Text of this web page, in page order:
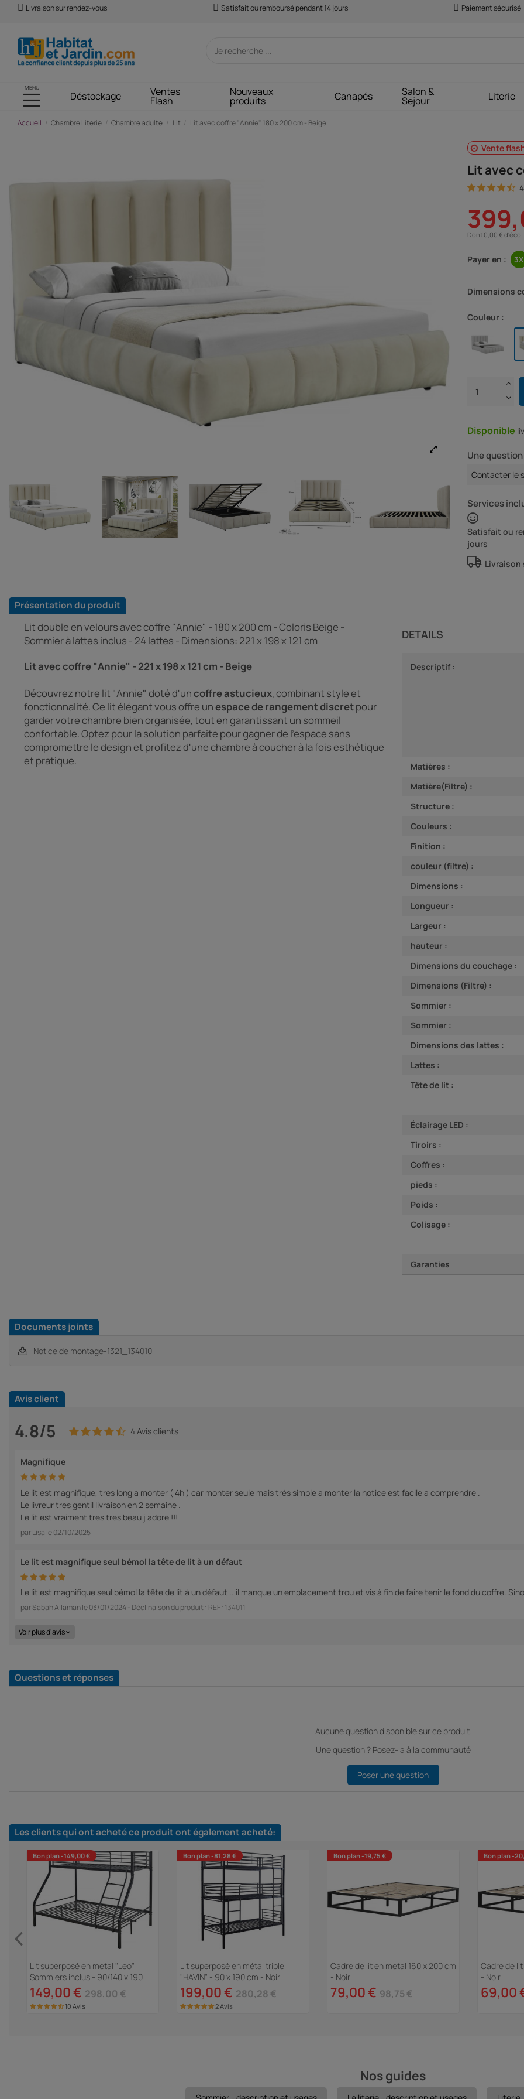
Livraison sur rendez-vous Satisfait ou remboursé pendant 14 jours Paiement sécurisé
MENU
Déstockage Ventes
Flash
Nouveaux
produits Canapés Salon &
Séjour Literie
Accueil Chambre Literie Chambre adulte Lit Lit avec coffre "Annie" 180 x 200 cm - Beige
Vente
Lit avec
Dont 0,00 €
Payer en :
Dimensions
Couleur :
Disponible
Une
Contacter le
Services
Satisfait ou
jours
Livraison
Présentation du produit
Lit double en velours avec coffre "Annie" - 180 x 200 cm - Coloris Beige -
Sommier à lattes inclus - 24 lattes - Dimensions: 221 x 198 x 121 cm
Lit avec coffre "Annie" - 221 x 198 x 121 cm - Beige
Découvrez notre lit "Annie" doté d'uncoffre astucieux, combinant style et
fonctionnalité. Ce lit élégant vous offre unespace de rangement discretpour
garder votre chambre bien organisée, tout en garantissant un sommeil
confortable. Optez pour la solution parfaite pour gagner de l'espace sans
compromettre le design et profitez d'une chambre à coucher à la fois esthétique
et pratique.
DETAILS
Descriptif :
Matières :
Matière(Filtre) :
Structure :
Couleurs :
Finition :
couleur (filtre) :
Dimensions :
Longueur :
Largeur :
hauteur :
Dimensions du couchage :
Dimensions (Filtre) :
Sommier :
Sommier :
Dimensions des lattes :
Lattes :
Tête de lit :
Éclairage LED :
Tiroirs :
Coffres :
pieds :
Poids :
Colisage :
Garanties
Documents joints
Notice de montage-1321_134010
Avis client
4.8/5 4 Avis clients
Magnifique
Le lit est magnifique, tres long a monter ( 4h ) car monter seule mais très simple a monter la notice est facile a comprendre .
Le livreur tres gentil livraison en 2 semaine .
Le lit est vraiment tres tres beau j adore !!!
parLisa le02/10/2025
Le lit est magnifique seul bémol la tête de lit à un défaut
Le lit est magnifique seul bémol la tête de lit à un défaut .. il manque un emplacement trou et vis à fin de faire tenir le fond du coffre.
parSabah Allamanle03/01/2024 - Déclinaison du produit : REF : 134011
Voir plus d'avis
Questions et réponses
Aucune question disponible sur ce produit.
Une question ? Posez-la à la communauté
Poser une question
Les clients qui ont acheté ce produit ont également acheté:
Bon plan -149,00 €
Lit superposé en métal "Leo"
Sommiers inclus - 90/140 x 190
cm - Noir
149,00 € 298,00 €
10 Avis
Bon plan -81,28 €
Lit superposé en métal triple
"HAVIN" - 90 x 190 cm - Noir
199,00 € 280,28 €
2 Avis
Bon plan -19,75 €
Cadre de lit en métal 160 x 200 cm
- Noir
79,00 € 98,75 €
Bon plan -
Cadre de
- Noir
69,00
Nos guides